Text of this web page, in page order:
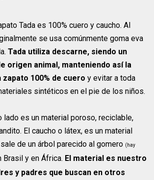
Tada es 100% cuero y caucho. Al
se usa comúnmente goma eva
Tada utiliza descarne, siendo un
origen animal, manteniendo así la
100% de cuero y evitar a toda
sintéticos en el pie de los niños.
lado es un material poroso, reciclable,
El caucho o látex, es un material
de un árbol parecido al gomero (hay
Brasil y en África. El material es nuestro
y padres que buscan en otros